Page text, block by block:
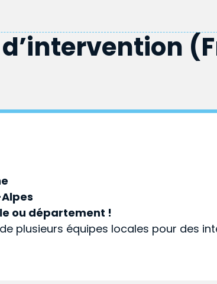
d’intervention
ou département !
plusieurs équipes locales pour des